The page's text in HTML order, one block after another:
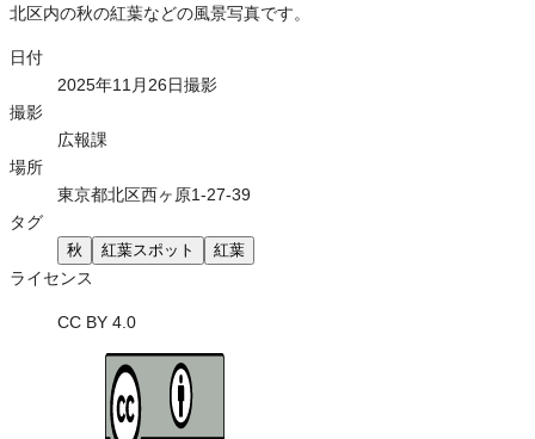
北区内の秋の紅葉などの風景写真です。
日付
2025年11月26日撮影
撮影
広報課
場所
東京都北区西ヶ原1-27-39
タグ
秋 紅葉スポット 紅葉
ライセンス
CC BY 4.0